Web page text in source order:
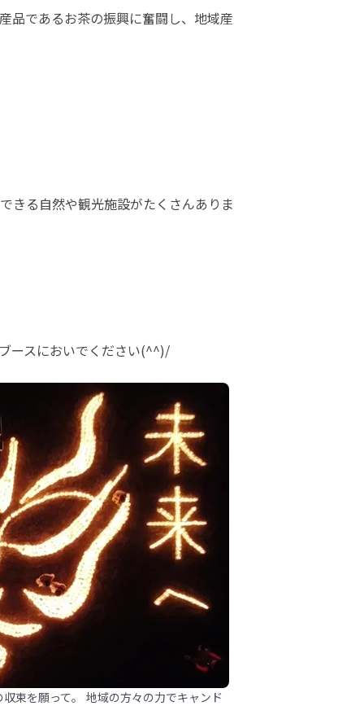
品であるお茶の振興に奮闘し、地域産
きる自然や観光施設がたくさんありま
ースにおいでください(^^)/
束を願って。 地域の方々の力でキャンド